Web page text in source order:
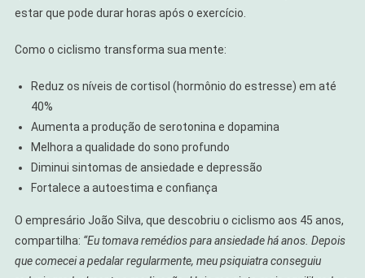
estar que pode durar horas após o exercício.
Como o ciclismo transforma sua mente:
Reduz os níveis de cortisol (hormônio do estresse) em até
40%
Aumenta a produção de serotonina e dopamina
Melhora a qualidade do sono profundo
Diminui sintomas de ansiedade e depressão
Fortalece a autoestima e confiança
O empresário João Silva, que descobriu o ciclismo aos 45 anos,
compartilha: “Eu tomava remédios para ansiedade há anos. Depois
que comecei a pedalar regularmente, meu psiquiatra conseguiu